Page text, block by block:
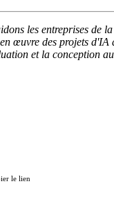
les entreprises de
œuvre des projets d'IA
et la conception
le lien